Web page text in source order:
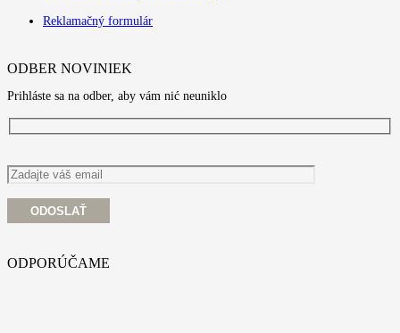
Reklamačný formulár
ODBER NOVINIEK
Prihláste sa na odber, aby vám nić neuniklo
ODPORÚČAME